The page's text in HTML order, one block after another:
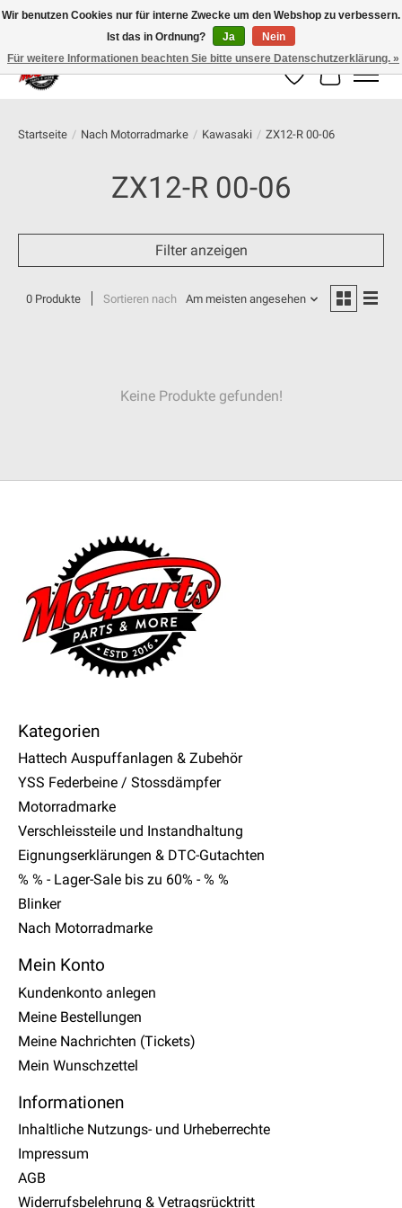
100% schweizer Onlineshop für Dein Motorrad
Wunschzettel
Ihr
Startseite / Nach Motorradmarke / Kawasaki / ZX12-R 00-06
ZX12-R 00-06
Filter anzeigen
0 Produkte Sortieren nach Am meisten angesehen
Keine Produkte gefunden!
Kategorien
Hattech Auspuffanlagen & Zubehör
YSS Federbeine / Stossdämpfer
Motorradmarke
Verschleissteile und Instandhaltung
Eignungserklärungen & DTC-Gutachten
% % - Lager-Sale bis zu 60% - % %
Blinker
Nach Motorradmarke
Mein Konto
Kundenkonto anlegen
Meine Bestellungen
Meine Nachrichten (Tickets)
Mein Wunschzettel
Informationen
Inhaltliche Nutzungs- und Urheberrechte
Impressum
AGB
Widerrufsbelehrung & Vetragsrücktritt
Wir benutzen Cookies nur für interne Zwecke um den Webshop zu verbessern.
Ist das in Ordnung?
Ja
Nein
Für weitere Informationen beachten Sie bitte unsere Datenschutzerklärung. »